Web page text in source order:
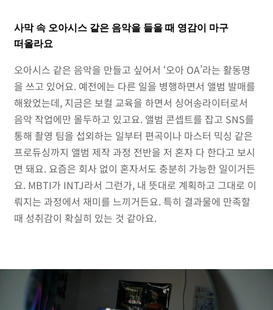
사막 속 오아시스 같은 음악을 들을 때 영감이 마구
떠올라요
오아시스 같은 음악을 만들고 싶어서 ‘오아 OA’라는 활동명
을 쓰고 있어요. 예전에는 다른 일을 병행하면서 앨범 발매를
해왔었는데, 지금은 보컬 교육을 하면서 싱어송라이터로서
음악 작업에만 몰두하고 있고요. 앨범 콘셉트를 잡고 SNS를
통해 촬영 팀을 섭외하는 일부터 편곡이나 마스터 믹싱 같은
프로듀싱까지 앨범 제작 과정 전반을 저 혼자 다 한다고 보시
면 돼요. 요즘은 회사 없이 혼자서도 충분히 가능한 일이거든
요. MBTI가 INTJ라서 그런가, 내 뜻대로 계획하고 그대로 이
뤄지는 과정에서 재미를 느끼거든요. 특히 결과물에 만족할
때 성취감이 확실히 있는 것 같아요.